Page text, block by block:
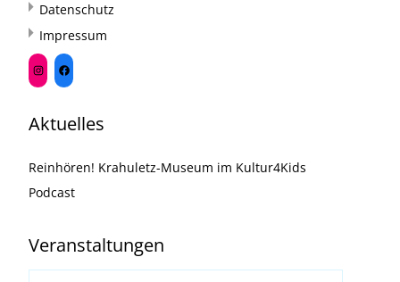
Datenschutz
Impressum
Aktuelles
Reinhören! Krahuletz-Museum im Kultur4Kids
Podcast
Veranstaltungen